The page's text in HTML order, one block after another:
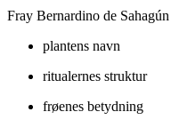
Fray Bernardino de
plantens navn
ritualernes struktur
frøenes betydning